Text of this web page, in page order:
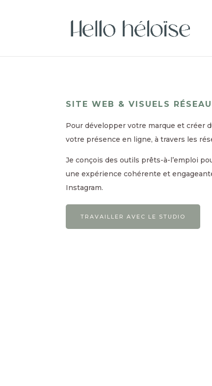
SITE WEB & VISUELS
Pour développer votre marque et créer
votre présence en ligne, à travers les
Je conçois des outils prêts-à-l’emploi
une expérience cohérente et
Instagram.
TRAVAILLER AVEC LE STUDIO